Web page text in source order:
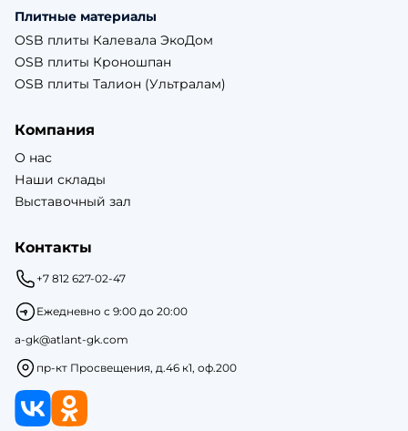
Плитные материалы
OSB плиты Калевала ЭкоДом
OSB плиты Кроношпан
OSB плиты Талион (Ультралам)
Компания
О нас
Наши склады
Выставочный зал
Контакты
+7 812 627-02-47
Ежедневно с 9:00 до 20:00
a-gk@atlant-gk.com
пр-кт Просвещения, д.46 к1, оф.200